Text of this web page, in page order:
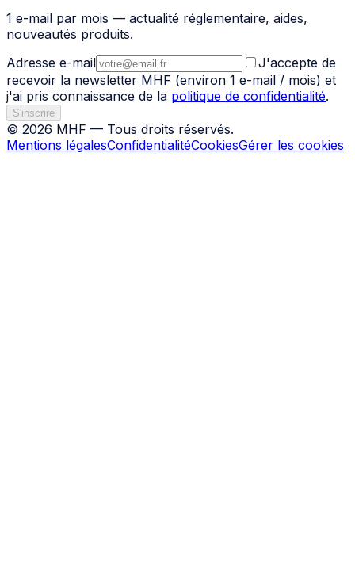
1 e-mail par mois — actualité réglementaire, aides,
nouveautés produits.
Adresse e-mail
J'accepte de
recevoir la newsletter MHF (environ 1 e-mail / mois) et
j'ai pris connaissance de la politique de confidentialité.
S'inscrire
© 2026 MHF — Tous droits réservés.
Mentions légalesConfidentialitéCookiesGérer les cookies